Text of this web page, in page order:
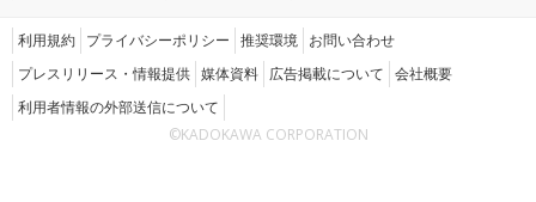
利用規約 プライバシーポリシー 推奨環境 お問い合わせ
プレスリリース・情報提供 媒体資料 広告掲載について 会社概要
利用者情報の外部送信について
©KADOKAWA CORPORATION